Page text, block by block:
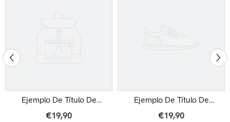
Ejemplo De Título De
Producto
€19,90
Ejemplo De Título De
Producto
€19,90